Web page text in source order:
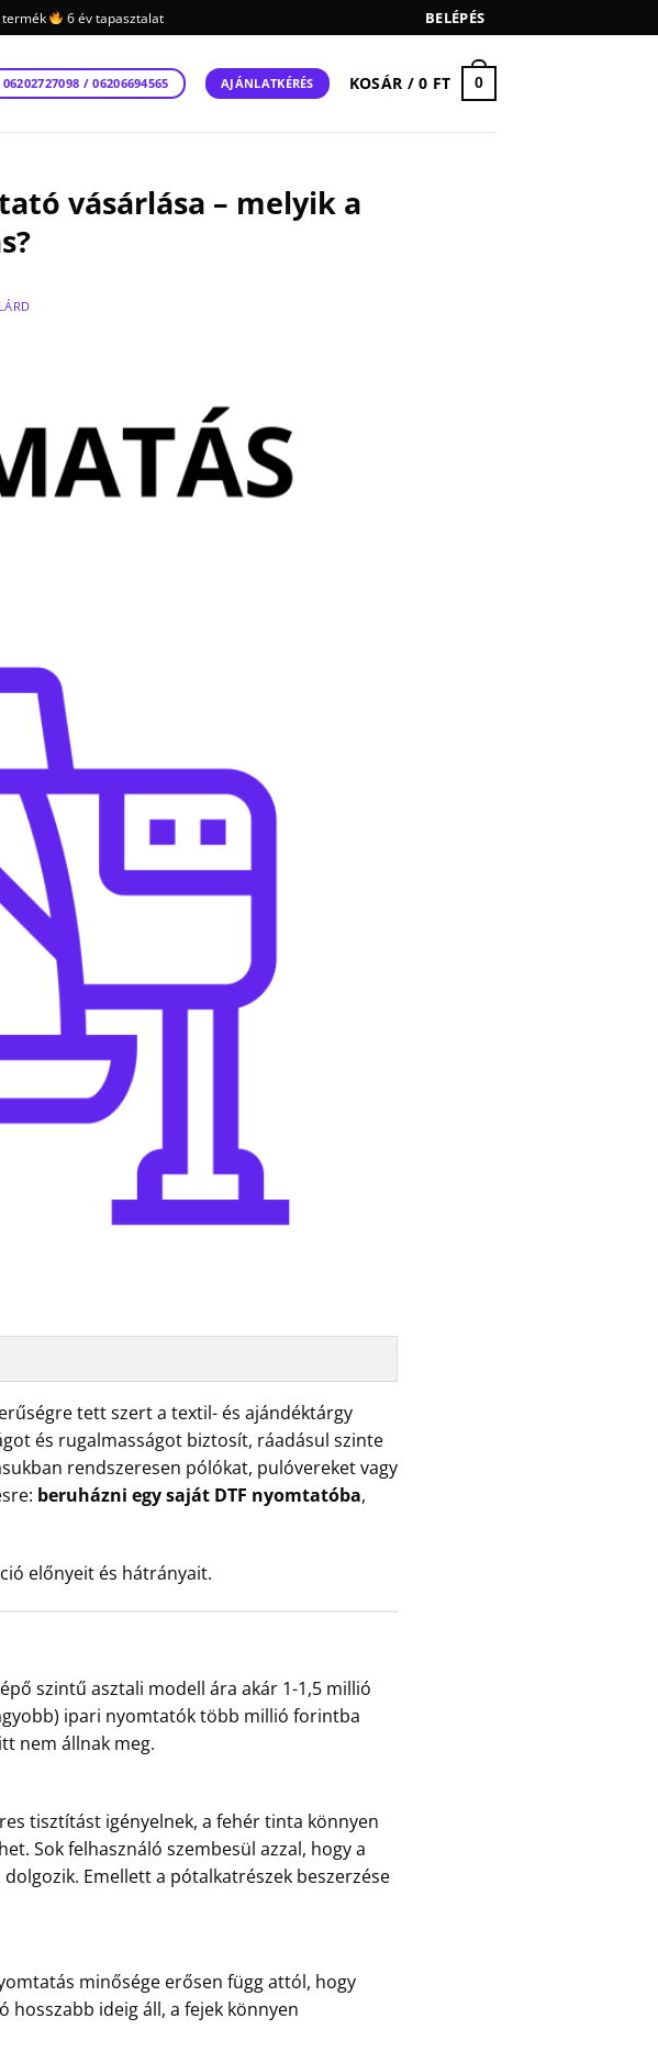
6 év tapasztalat BELÉPÉS
06202727098 / 06206694565 AJÁNLATKÉRÉS KOSÁR /0 FT 0
vásárlása – melyik a
tett szert a textil- és ajándéktárgy
és rugalmasságot biztosít, ráadásul szinte
rendszeresen pólókat, pulóvereket vagy
beruházni egy saját DTF nyomtatóba,
előnyeit és hátrányait.
szintű asztali modell ára akár 1-1,5 millió
ipari nyomtatók több millió forintba
nem állnak meg.
tisztítást igényelnek, a fehér tinta könnyen
Sok felhasználó szembesül azzal, hogy a
Emellett a pótalkatrészek beszerzése
minősége erősen függ attól, hogy
ideig áll, a fejek könnyen